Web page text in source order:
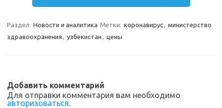
gr
a
m
o
kl
as
i
b
o
o
р
а
ь
Раздел: Новости и аналитика Метки: коронавирус, министерство
здравоохранения , узбекистан , цены
Добавить комментарий
Для отправки комментария вам необходимо
авторизоваться.